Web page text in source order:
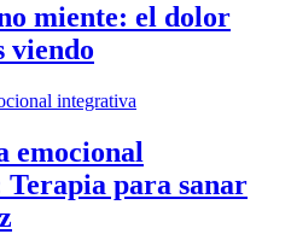
miente: el dolor
viendo
emocional
para sanar